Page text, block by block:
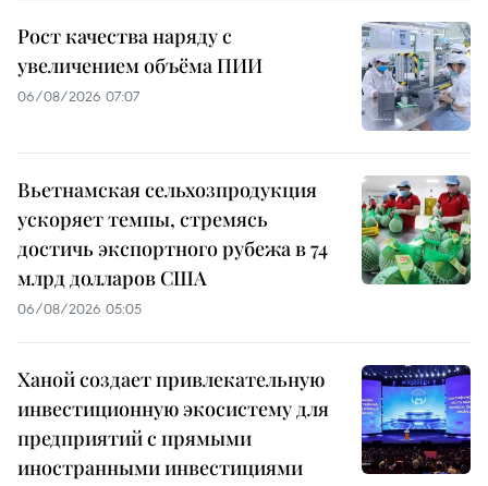
Рост качества наряду с
увеличением объёма ПИИ
06/08/2026 07:07
Вьетнамская сельхозпродукция
ускоряет темпы, стремясь
достичь экспортного рубежа в 74
млрд долларов США
06/08/2026 05:05
Ханой создает привлекательную
инвестиционную экосистему для
предприятий с прямыми
иностранными инвестициями